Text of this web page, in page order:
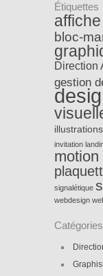
Étiquettes
affiche
bloc-
Direction
gestion
illustrations
invitation
motion
signalétique
webdesign
Catégories